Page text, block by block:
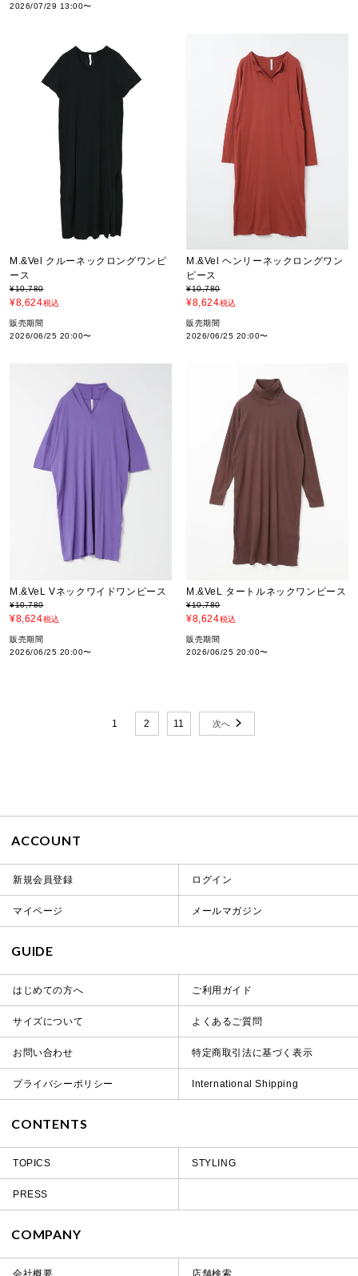
2026/07/29 13:00〜
M.&Vel クルーネックロングワンピ
ース
¥10,780
¥8,624税込
販売期間
2026/06/25 20:00〜
M.&Vel ヘンリーネックロングワン
ピース
¥10,780
¥8,624税込
販売期間
2026/06/25 20:00〜
M.&VeL Vネックワイドワンピース
¥10,780
¥8,624税込
販売期間
2026/06/25 20:00〜
M.&VeL タートルネックワンピース
¥10,780
¥8,624税込
販売期間
2026/06/25 20:00〜
1 2 11
ACCOUNT
新規会員登録 ログイン
マイページ メールマガジン
GUIDE
はじめての方へ ご利用ガイド
サイズについて よくあるご質問
お問い合わせ 特定商取引法に基づく表示
プライバシーポリシー International Shipping
CONTENTS
TOPICS STYLING
PRESS
COMPANY
会社概要 店舗検索